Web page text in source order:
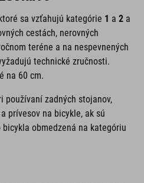
sa vzťahujú kategórie 1 a 2 a
cestách, nerovných
teréne a na nespevnených
technické zručnosti.
na 60 cm.
používaní zadných stojanov,
prívesov na bicykle, ak sú
obmedzená na kategóriu